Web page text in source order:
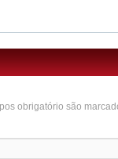
obrigatório são